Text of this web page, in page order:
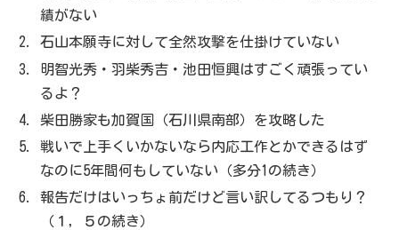
績がない
石山本願寺に対して全然攻撃を仕掛けていない
明智光秀・羽柴秀吉・池田恒興はすごく頑張ってい
るよ？
柴田勝家も加賀国（石川県南部）を攻略した
戦いで上手くいかないなら内応工作とかできるはず
なのに5年間何もしていない（多分1の続き）
報告だけはいっちょ前だけど言い訳してるつもり？
（１，５の続き）